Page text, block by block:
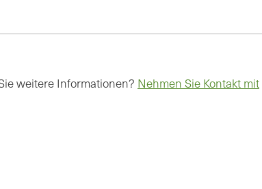
weitere Informationen? Nehmen Sie Kontakt mit